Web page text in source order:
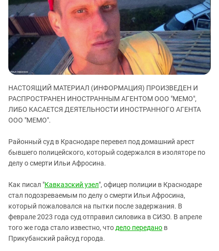
ЗАСТАВЛЯЕТ
КАВКАЗ ЗА ПАЛЕСТИНУ
ИНАКОМЫСЛИЕ В ЧЕЧНЕ
ПРЕСЛЕДОВАНИЕ АКТИВИСТОВ
МОБИЛИЗАЦИЯ И ПРОТЕСТЫ
Дагестан
Ингушетия
Кабардино-Балкария
Калмыкия
Карачаево-Черкесия
Краснодарский край
Нагорный Карабах
Российская Федерация
Северная Осетия - Алания
Южная Осетия
Южный Кавказ
ЮФО
НАСТОЯЩИЙ МАТЕРИАЛ (ИНФОРМАЦИЯ) ПРОИЗВЕДЕН И
РАСПРОСТРАНЕН ИНОСТРАННЫМ АГЕНТОМ ООО "МЕМО",
ЛИБО КАСАЕТСЯ ДЕЯТЕЛЬНОСТИ ИНОСТРАННОГО АГЕНТА
ООО "МЕМО".
Районный суд в Краснодаре перевел под домашний арест
бывшего полицейского, который содержался в изоляторе по
делу о смерти Ильи Афросина.
Как писал "Кавказский узел", офицер полиции в Краснодаре
стал подозреваемым по делу о смерти Ильи Афросина,
который пожаловался на пытки после задержания. В
феврале 2023 года суд отправил силовика в СИЗО. В апреле
того же года стало известно, что дело передано в
Прикубанский райсуд города.